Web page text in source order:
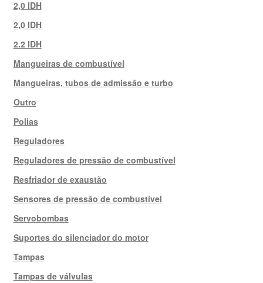
2,0 IDH
2,0 IDH
2.2 IDH
Mangueiras de combustível
Mangueiras, tubos de admissão e turbo
Outro
Polias
Reguladores
Reguladores de pressão de combustível
Resfriador de exaustão
Sensores de pressão de combustível
Servobombas
Suportes do silenciador do motor
Tampas
Tampas de válvulas